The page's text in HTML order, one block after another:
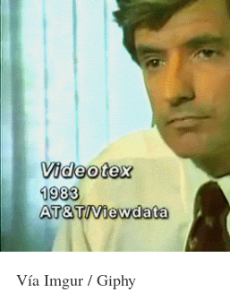
Vía Imgur / Giphy